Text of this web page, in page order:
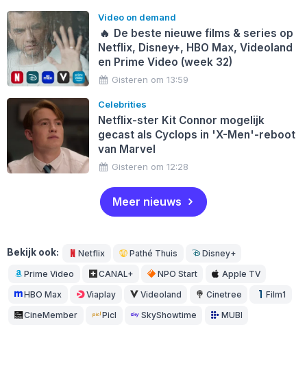
Video on demand
🔥 De beste nieuwe films & series op
Netflix, Disney+, HBO Max, Videoland
en Prime Video (week 32)
Gisteren om 13:59
Celebrities
Netflix-ster Kit Connor mogelijk
gecast als Cyclops in 'X-Men'-reboot
van Marvel
Gisteren om 12:28
Meer nieuws
Bekijk ook: Netflix Pathé Thuis Disney+
Prime Video CANAL+ NPO Start Apple TV
HBO Max Viaplay Videoland Cinetree Film1
CineMember Picl SkyShowtime MUBI